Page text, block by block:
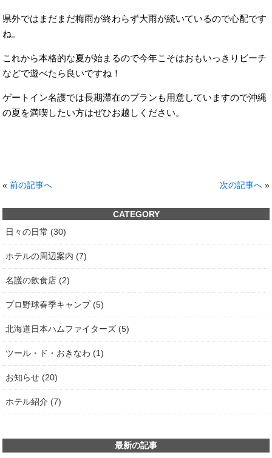
県外ではまだまだ梅雨が終わらず大雨が続いているので心配です
ね。
これから本格的な夏が始まるので今年こそはおもいっきりビーチ
などで遊べたら良いですね！
ゲートイン名護では長期滞在のプランも用意していますので沖縄
の夏を満喫したい方はぜひお越しください。
«前の記事へ 次の記事へ»
CATEGORY
日々の日常 (30)
ホテルの周辺案内 (7)
名護の飲食店 (2)
プロ野球春季キャンプ (5)
北海道日本ハムファイターズ (5)
ツール・ド・おきなわ (1)
お知らせ (20)
ホテル紹介 (7)
最新の記事